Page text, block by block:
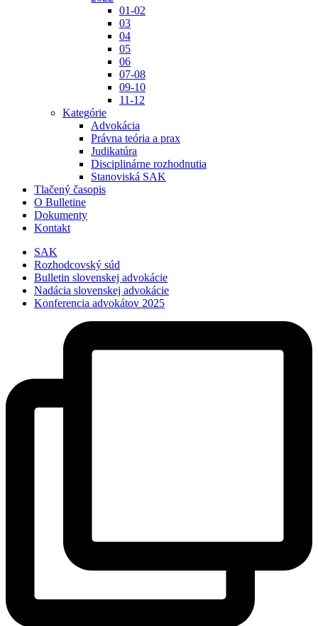
01-02
03
04
05
06
07-08
09-10
11-12
Kategórie
Advokácia
Právna teória a prax
Judikatúra
Disciplinárne rozhodnutia
Stanoviská SAK
Tlačený časopis
O Bulletine
Dokumenty
Kontakt
SAK
Rozhodcovský súd
Bulletin slovenskej advokácie
Nadácia slovenskej advokácie
Konferencia advokátov 2025